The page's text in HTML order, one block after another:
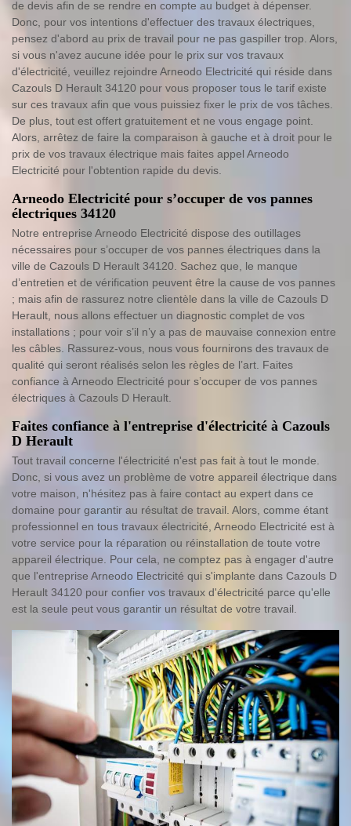
de devis afin de se rendre en compte au budget à dépenser.
Donc, pour vos intentions d'effectuer des travaux électriques,
pensez d'abord au prix de travail pour ne pas gaspiller trop. Alors,
si vous n'avez aucune idée pour le prix sur vos travaux
d'électricité, veuillez rejoindre Arneodo Electricité qui réside dans
Cazouls D Herault 34120 pour vous proposer tous le tarif existe
sur ces travaux afin que vous puissiez fixer le prix de vos tâches.
De plus, tout est offert gratuitement et ne vous engage point.
Alors, arrêtez de faire la comparaison à gauche et à droit pour le
prix de vos travaux électrique mais faites appel Arneodo
Electricité pour l'obtention rapide du devis.
Arneodo Electricité pour s’occuper de vos pannes
électriques 34120
Notre entreprise Arneodo Electricité dispose des outillages
nécessaires pour s’occuper de vos pannes électriques dans la
ville de Cazouls D Herault 34120. Sachez que, le manque
d’entretien et de vérification peuvent être la cause de vos pannes
; mais afin de rassurez notre clientèle dans la ville de Cazouls D
Herault, nous allons effectuer un diagnostic complet de vos
installations ; pour voir s’il n’y a pas de mauvaise connexion entre
les câbles. Rassurez-vous, nous vous fournirons des travaux de
qualité qui seront réalisés selon les règles de l’art. Faites
confiance à Arneodo Electricité pour s’occuper de vos pannes
électriques à Cazouls D Herault.
Faites confiance à l'entreprise d'électricité à Cazouls
D Herault
Tout travail concerne l'électricité n'est pas fait à tout le monde.
Donc, si vous avez un problème de votre appareil électrique dans
votre maison, n'hésitez pas à faire contact au expert dans ce
domaine pour garantir au résultat de travail. Alors, comme étant
professionnel en tous travaux électricité, Arneodo Electricité est à
votre service pour la réparation ou réinstallation de toute votre
appareil électrique. Pour cela, ne comptez pas à engager d'autre
que l'entreprise Arneodo Electricité qui s'implante dans Cazouls D
Herault 34120 pour confier vos travaux d'électricité parce qu'elle
est la seule peut vous garantir un résultat de votre travail.